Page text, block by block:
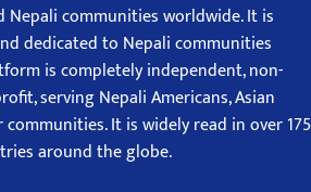
Nepali communities worldwide. It is
dedicated to Nepali communities
is completely independent, non-
serving Nepali Americans, Asian
It is widely read in over 175
around the globe.